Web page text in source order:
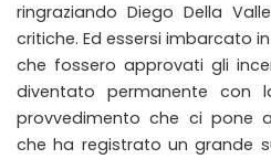
ringraziando Diego Della
critiche. Ed essersi imbarcato
che fossero approvati gli
diventato permanente con
provvedimento che ci pone
che ha registrato un grande